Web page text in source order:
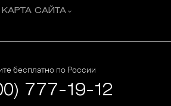
КАРТА САЙТА
бесплатно по России
777-19-12